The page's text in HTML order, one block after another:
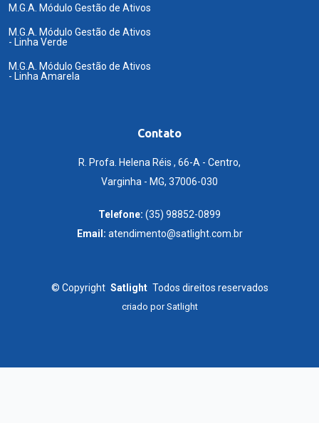
M.G.A. Módulo Gestão de Ativos
M.G.A. Módulo Gestão de Ativos
- Linha Verde
M.G.A. Módulo Gestão de Ativos
- Linha Amarela
Contato
R. Profa. Helena Réis , 66-A - Centro,
Varginha - MG, 37006-030
Telefone: (35) 98852-0899
Email: atendimento@satlight.com.br
© Copyright Satlight Todos direitos reservados
criado porSatlight